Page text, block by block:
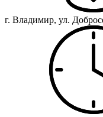
г. Владимир, ул.